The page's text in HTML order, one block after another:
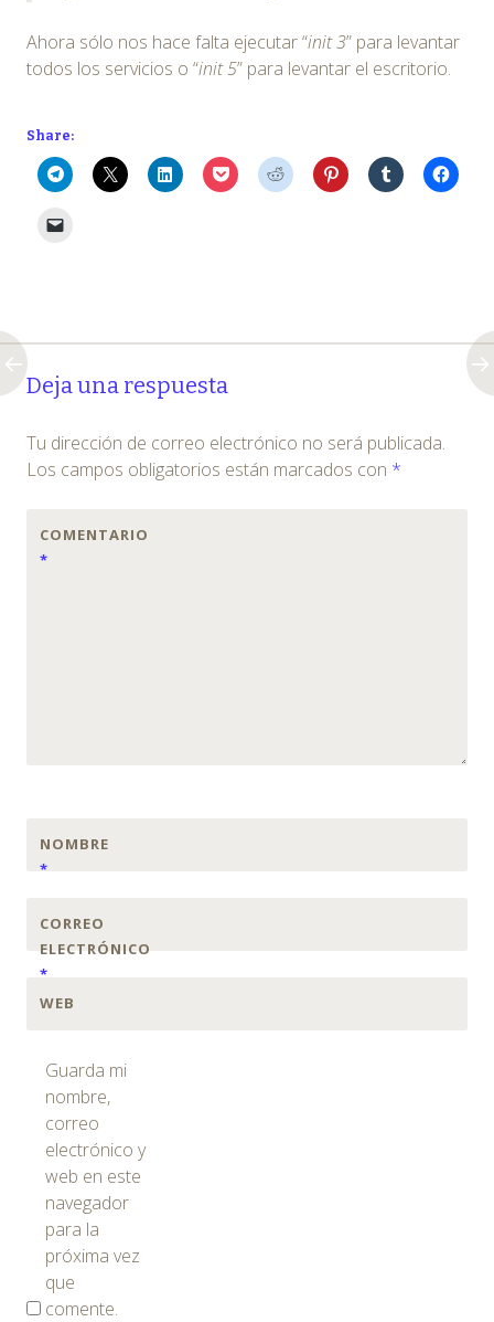
Ahora sólo nos hace falta ejecutar “init 3” para levantar
todos los servicios o “init 5” para levantar el escritorio.
Share:
Post
navigation
←
→
Deja una respuesta
Tu dirección de correo electrónico no será publicada.
Los campos obligatorios están marcados con *
COMENTARIO
*
NOMBRE
*
CORREO
ELECTRÓNICO
*
WEB
Guarda mi
nombre,
correo
electrónico y
web en este
navegador
para la
próxima vez
que
comente.